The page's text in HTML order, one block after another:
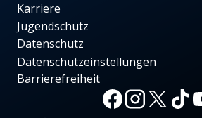
Karriere
Jugendschutz
Datenschutz
Datenschutzeinstellungen
Barrierefreiheit